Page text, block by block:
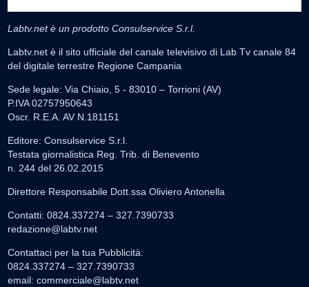
Labtv.net è un prodotto Consulservice S.r.l.
Labtv.net è il sito ufficiale del canale televisivo di Lab Tv canale 84
del digitale terrestre Regione Campania
Sede legale: Via Chiaio, 5 - 83010 – Torrioni (AV)
P.IVA 02757950643
Oscr. R.E.A. AV N.181151
Editore: Consulservice S.r.l.
Testata giornalistica Reg. Trib. di Benevento
n. 244 del 26.02.2015
Direttore Responsabile Dott.ssa Oliviero Antonella
Contatti: 0824.337274 – 327.7390733
redazione@labtv.net
Contattaci per la tua Pubblicità:
0824.337274 – 327.7390733
email: commerciale@labtv.net